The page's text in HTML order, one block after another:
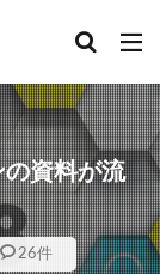
資料が流
26件